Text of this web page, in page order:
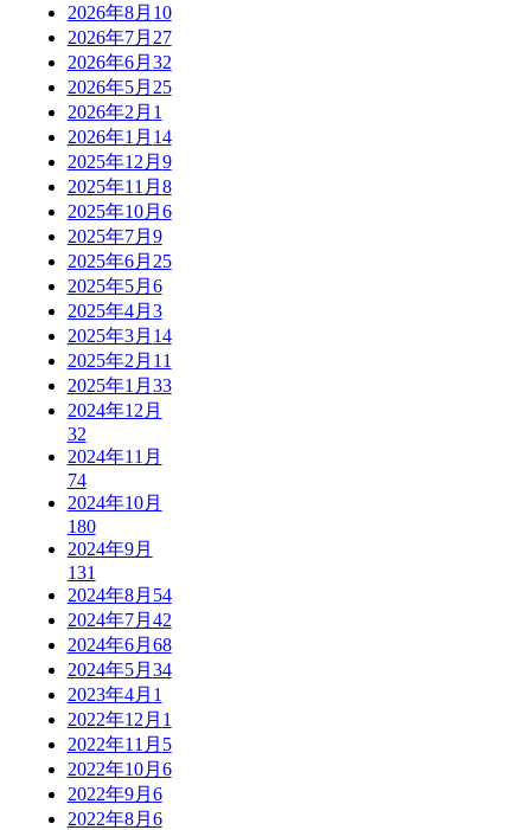
2026年8月 10
2026年7月 27
2026年6月 32
2026年5月 25
2026年2月 1
2026年1月 14
2025年12月 9
2025年11月 8
2025年10月 6
2025年7月 9
2025年6月 25
2025年5月 6
2025年4月 3
2025年3月 14
2025年2月 11
2025年1月 33
2024年12月
32
2024年11月
74
2024年10月
180
2024年9月
131
2024年8月 54
2024年7月 42
2024年6月 68
2024年5月 34
2023年4月 1
2022年12月 1
2022年11月 5
2022年10月 6
2022年9月 6
2022年8月 6